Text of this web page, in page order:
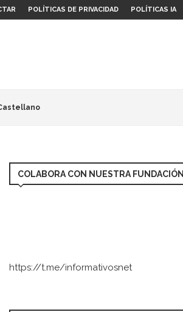
POLÍTICAS DE PRIVACIDAD POLÍTICAS IA
COLABORA CON NUESTRA FUNDACIÓN
https://t.me/informativosnet